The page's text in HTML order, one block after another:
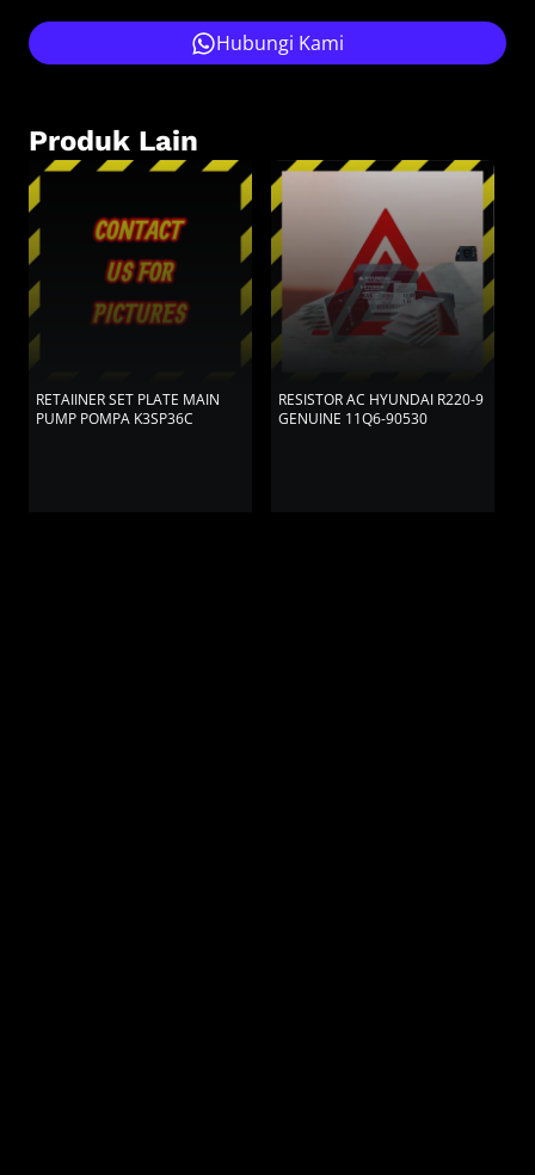
Hubungi Kami
Produk Lain
RETAIINER SET PLATE MAIN
PUMP POMPA K3SP36C
RESISTOR AC HYUNDAI R220-9
GENUINE 11Q6-90530